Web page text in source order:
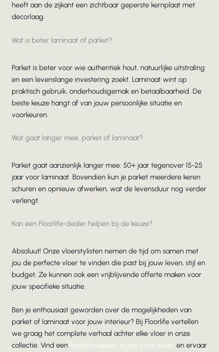
heeft aan de zijkant een zichtbaar geperste kernplaat met
decorlaag.
Wat is beter laminaat of parket?
Parket is beter voor wie authentiek hout, natuurlijke uitstraling
en een levenslange investering zoekt. Laminaat wint op
praktisch gebruik, onderhoudsgemak en betaalbaarheid. De
beste keuze hangt af van jouw persoonlijke situatie en
voorkeuren.
Wat gaat langer mee, parket of laminaat?
Parket gaat aanzienlijk langer mee: 50+ jaar tegenover 15-25
jaar voor laminaat. Bovendien kun je parket meerdere keren
schuren en opnieuw afwerken, wat de levensduur nog verder
verlengt.
Kan een Floorlife-dealer helpen bij de keuze?
Absoluut! Onze vloerstylisten nemen de tijd om samen met
jou de perfecte vloer te vinden die past bij jouw leven, stijl en
budget. Ze kunnen ook een vrijblijvende offerte maken voor
jouw specifieke situatie.
Ben je enthousiast geworden over de mogelijkheden van
parket of laminaat voor jouw interieur? Bij Floorlife vertellen
we graag het complete verhaal achter elke vloer in onze
collectie. Vind een Floorlife-dealer bij jou in de buurt en ervaar